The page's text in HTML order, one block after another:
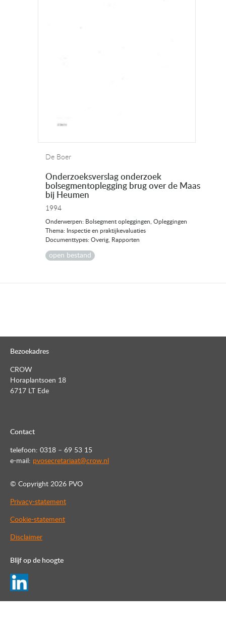
De Boer
Onderzoeksverslag onderzoek
bolsegmentoplegging brug over de Maas
bij Heumen
1994
Onderwerpen: Bolsegment opleggingen, Opleggingen
Thema: Inspectie en praktijkevaluaties
Documenttypes: Overig, Rapporten
open bestand
Bezoekadres
CROW
Horaplantsoen 18
6717 LT Ede
Contact
telefoon: 0318 – 69 53 15
e-mail: pvosecretariaat@crow.nl
© Copyright 2026 PVO
Privacy-statement
Cookie-statement
Disclaimer
Blijf op de hoogte